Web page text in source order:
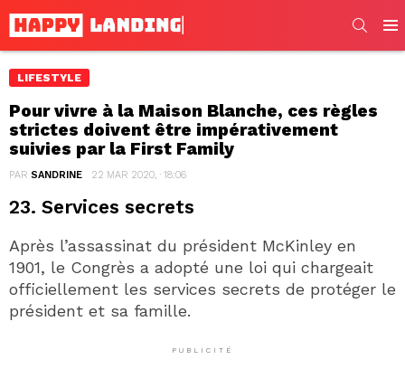
LIFESTYLE
Pour vivre à la Maison Blanche, ces règles
strictes doivent être impérativement
suivies par la First Family
PAR SANDRINE 22 MAR 2020, · 18:06
23. Services secrets
Après l’assassinat du président McKinley en
1901, le Congrès a adopté une loi qui chargeait
officiellement les services secrets de protéger le
président et sa famille.
PUBLICITÉ